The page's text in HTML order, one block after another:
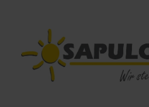
Hauptnavigation